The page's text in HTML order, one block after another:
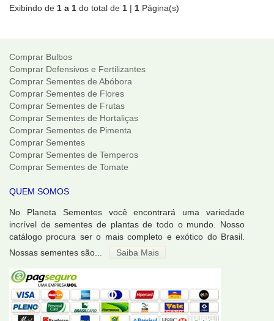
Exibindo de 1 a 1 do total de 1 | 1 Página(s)
Comprar Bulbos
Comprar Defensivos e Fertilizantes
Comprar Sementes de Abóbora
Comprar Sementes de Flores
Comprar Sementes de Frutas
Comprar Sementes de Hortaliças
Comprar Sementes de Pimenta
Comprar Sementes
Comprar Sementes de Temperos
Comprar Sementes de Tomate
QUEM SOMOS
No Planeta Sementes você encontrará uma variedade
incrível de sementes de plantas de todo o mundo. Nosso
catálogo procura ser o mais completo e exótico do Brasil.
Nossas sementes são...
Saiba Mais